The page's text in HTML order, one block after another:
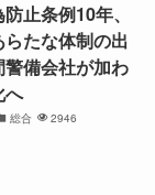
止条例10年、
らたな体制の出
備会社が加わ
へ
総合 2946